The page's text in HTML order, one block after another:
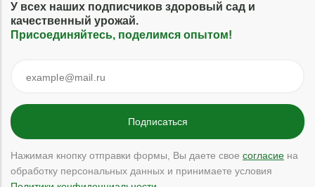
У всех наших подписчиков здоровый сад и
качественный урожай.
Присоединяйтесь, поделимся опытом!
Нажимая кнопку отправки формы, Вы даете свое согласие на
обработку персональных данных и принимаете условия